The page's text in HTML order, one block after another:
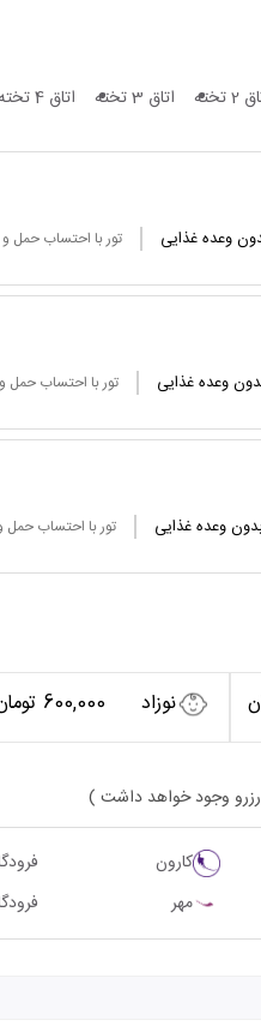
تخته اتاق 3 تخته اتاق 4 تخته و بیشتر
وعده غذایی تور با احتساب حمل
وعده غذایی تور با احتساب حمل
وعده غذایی تور با احتساب
نوزاد 600,000 تومان
رزرو وجود خواهد داشت )
کارون
مهر